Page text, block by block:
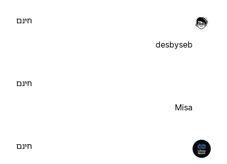
desbyseb
חינם
Misa
חינם
חינם